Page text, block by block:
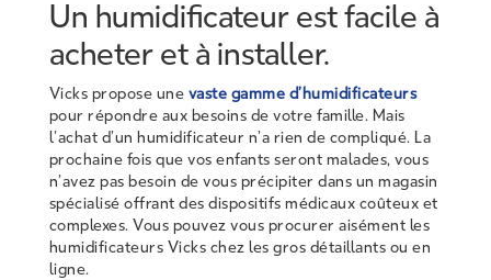
Un humidificateur est facile à
acheter et à installer.
Vicks propose une vaste gamme d’humidificateurs
pour répondre aux besoins de votre famille. Mais
l’achat d’un humidificateur n’a rien de compliqué. La
prochaine fois que vos enfants seront malades, vous
n’avez pas besoin de vous précipiter dans un magasin
spécialisé offrant des dispositifs médicaux coûteux et
complexes. Vous pouvez vous procurer aisément les
humidificateurs Vicks chez les gros détaillants ou en
ligne.